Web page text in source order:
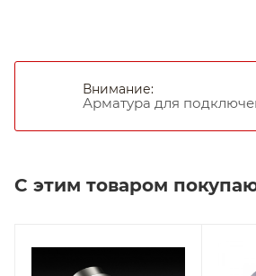
Внимание:
Арматура для
С этим товаром